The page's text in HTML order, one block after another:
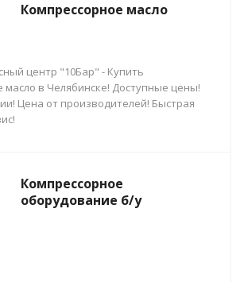
Компрессорное масло
центр "10Бар" - Купить
масло в Челябинске! Доступные цены!
Цена от производителей! Быстрая
Компрессорное
оборудование б/у